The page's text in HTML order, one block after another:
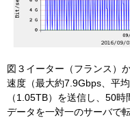
図３イーター（フランス）
速度（最大約7.9Gbps、平
（1.05TB）を送信し、50
データを一対一のサーバで